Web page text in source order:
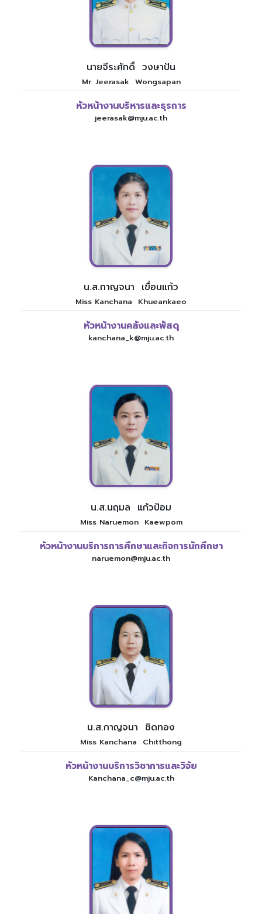
นายจีระศักดิ์ วงษาปัน
Mr. Jeerasak Wongsapan
หัวหน้างานบริหารและธุรการ
jeerasak@mju.ac.th
น.ส.กาญจนา เขื่อนแก้ว
Miss Kanchana Khueankaeo
หัวหน้างานคลังและพัสดุ
kanchana_k@mju.ac.th
น.ส.นฤมล แก้วป้อม
Miss Naruemon Kaewpom
หัวหน้างานบริการการศึกษาและกิจการนักศึกษา
naruemon@mju.ac.th
น.ส.กาญจนา ชิดทอง
Miss Kanchana Chitthong
หัวหน้างานบริการวิชาการและวิจัย
Kanchana_c@mju.ac.th